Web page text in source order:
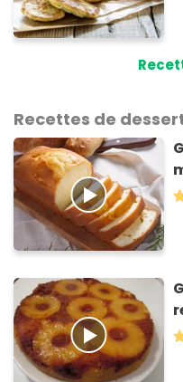
Recettes de